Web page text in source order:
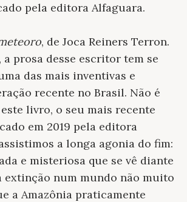
pela editora Alfaguara.
, de Joca Reiners Terron.
a prosa desse escritor tem se
das mais inventivas e
recente no Brasil. Não é
livro, o seu mais recente
em 2019 pela editora
a longa agonia do fim:
e misteriosa que se vê diante
extinção num mundo não muito
a Amazônia praticamente